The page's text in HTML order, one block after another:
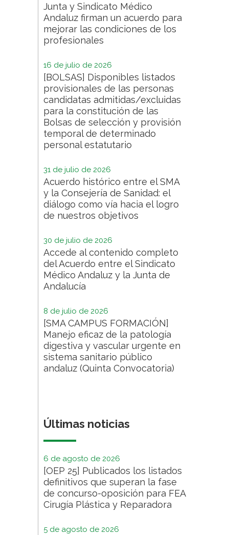
Junta y Sindicato Médico
Andaluz firman un acuerdo para
mejorar las condiciones de los
profesionales
16 de julio de 2026
[BOLSAS] Disponibles listados
provisionales de las personas
candidatas admitidas/excluidas
para la constitución de las
Bolsas de selección y provisión
temporal de determinado
personal estatutario
31 de julio de 2026
Acuerdo histórico entre el SMA
y la Consejería de Sanidad: el
diálogo como vía hacia el logro
de nuestros objetivos
30 de julio de 2026
Accede al contenido completo
del Acuerdo entre el Sindicato
Médico Andaluz y la Junta de
Andalucía
8 de julio de 2026
[SMA CAMPUS FORMACIÓN]
Manejo eficaz de la patología
digestiva y vascular urgente en
sistema sanitario público
andaluz (Quinta Convocatoria)
Últimas noticias
6 de agosto de 2026
[OEP 25] Publicados los listados
definitivos que superan la fase
de concurso-oposición para FEA
Cirugía Plástica y Reparadora
5 de agosto de 2026